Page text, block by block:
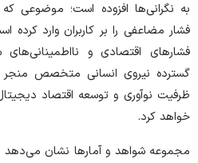
به نگرانی‌ها افزوده است؛ موضوعی
فشار مضاعفی را بر کاربران وارد کرده
فشار‌های اقتصادی و
گسترده نیروی انسانی متخصص منجر
ظرفیت نوآوری و توسعه اقتصاد
خواهد کرد.
مجموعه شواهد و آمار‌ها نشان می‌دهد